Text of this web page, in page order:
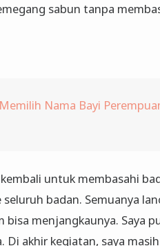
sabun tanpa
Nama Bayi
untuk membasahi
badan. Semuanya
menjangkaunya. Saya
Di akhir kegiatan, saya